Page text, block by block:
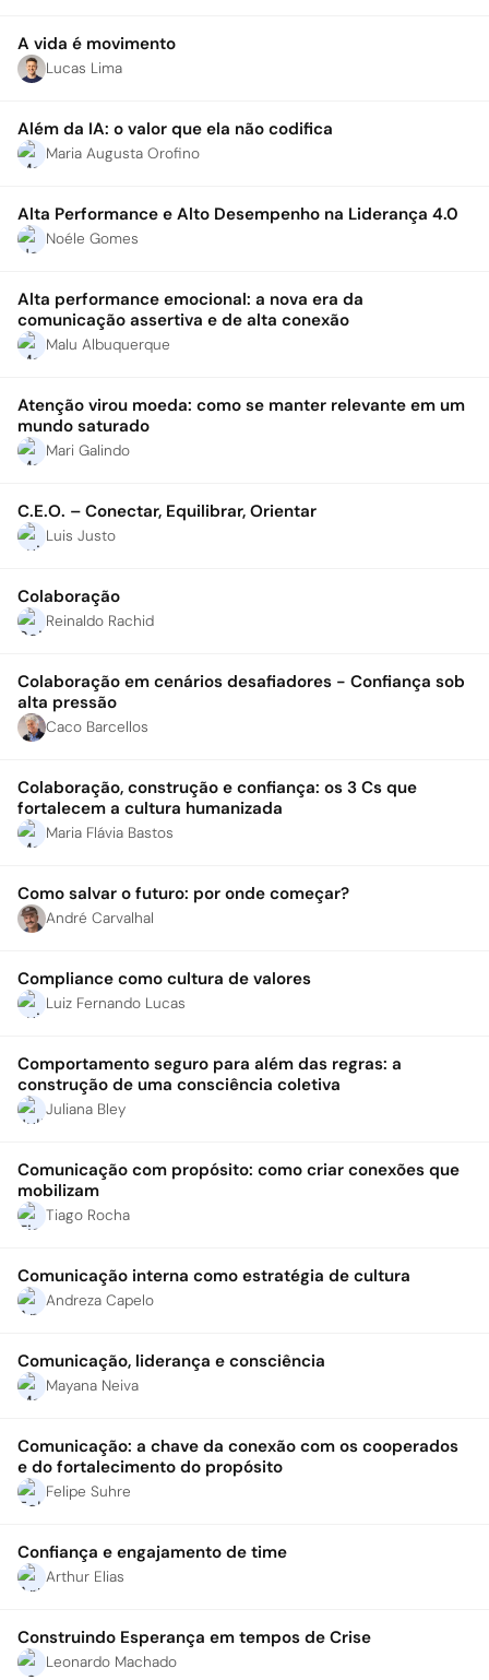
A vida é movimento
Lucas Lima
Além da IA: o valor que ela não codifica
Maria Augusta Orofino
Alta Performance e Alto Desempenho na Liderança 4.0
Noéle Gomes
Alta performance emocional: a nova era da
comunicação assertiva e de alta conexão
Malu Albuquerque
Atenção virou moeda: como se manter relevante em um
mundo saturado
Mari Galindo
C.E.O. – Conectar, Equilibrar, Orientar
Luis Justo
Colaboração
Reinaldo Rachid
Colaboração em cenários desafiadores - Confiança sob
alta pressão
Caco Barcellos
Colaboração, construção e confiança: os 3 Cs que
fortalecem a cultura humanizada
Maria Flávia Bastos
Como salvar o futuro: por onde começar?
André Carvalhal
Compliance como cultura de valores
Luiz Fernando Lucas
Comportamento seguro para além das regras: a
construção de uma consciência coletiva
Juliana Bley
Comunicação com propósito: como criar conexões que
mobilizam
Tiago Rocha
Comunicação interna como estratégia de cultura
Andreza Capelo
Comunicação, liderança e consciência
Mayana Neiva
Comunicação: a chave da conexão com os cooperados
e do fortalecimento do propósito
Felipe Suhre
Confiança e engajamento de time
Arthur Elias
Construindo Esperança em tempos de Crise
Leonardo Machado